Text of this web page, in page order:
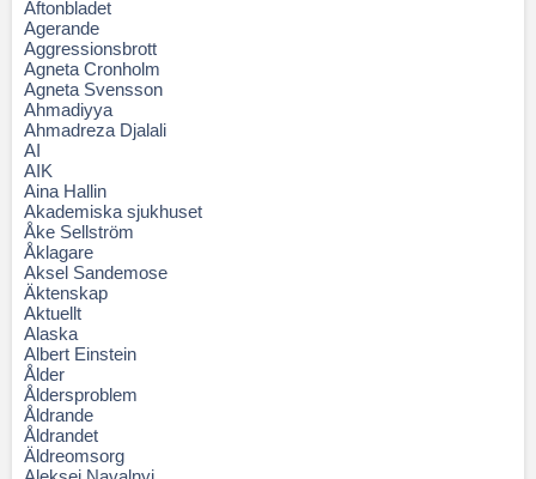
Aftonbladet
Agerande
Aggressionsbrott
Agneta Cronholm
Agneta Svensson
Ahmadiyya
Ahmadreza Djalali
AI
AIK
Aina Hallin
Akademiska sjukhuset
Åke Sellström
Åklagare
Aksel Sandemose
Äktenskap
Aktuellt
Alaska
Albert Einstein
Ålder
Åldersproblem
Åldrande
Åldrandet
Äldreomsorg